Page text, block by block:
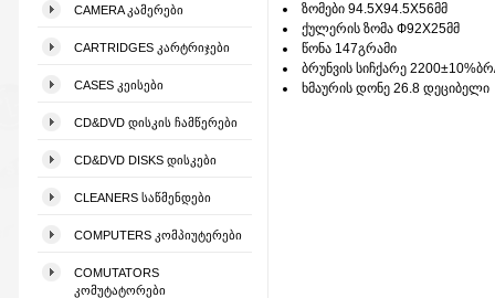
CAMERA ᲙᲐᲛᲔᲠᲔᲑᲘ
CARTRIDGES ᲙᲐᲠᲢᲠᲘᲯᲔᲑᲘ
CASES ᲙᲔᲘᲡᲔᲑᲘ
CD&DVD ᲓᲘᲡᲙᲘᲡ ᲩᲐᲛᲬᲔᲠᲔᲑᲘ
CD&DVD DISKS ᲓᲘᲡᲙᲔᲑᲘ
CLEANERS ᲡᲐᲬᲛᲔᲜᲓᲔᲑᲘ
COMPUTERS ᲙᲝᲛᲞᲘᲣᲢᲔᲠᲔᲑᲘ
COMUTATORS
ᲙᲝᲛᲣᲢᲐᲢᲝᲠᲔᲑᲘ
ზომები 94.5X94.5X56მმ
ქულერის ზომა Ф92X25მმ
წონა 147გრამი
ბრუნვის სიჩქარე
ხმაურის დონე 26.8 დეციბელი